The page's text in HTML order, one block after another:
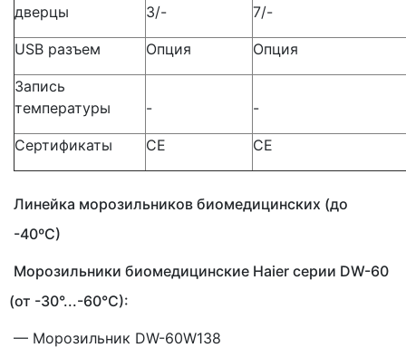
дверцы
3/- 7/-
USB разъем Опция Опция
Запись
температуры
- -
Сертификаты СЕ СЕ
Линейка морозильников биомедицинских (до
-40ºС)
Морозильники биомедицинские Haier серии DW-60
(от -30°...-60°C):
— Морозильник DW-60W138